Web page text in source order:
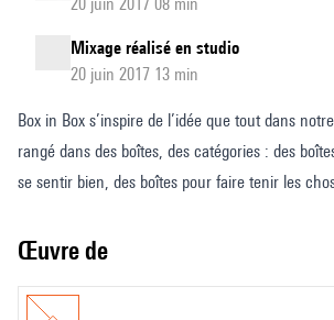
Mixage réalisé en studio
20 juin 2017 13 min
Box in Box s’inspire de l’idée que tout dans
rangé dans des boîtes, des catégories : des
se sentir bien, des boîtes pour faire tenir les
en connaissons les stimuli et les comportements,
informatique ou en musique.
Œuvre de